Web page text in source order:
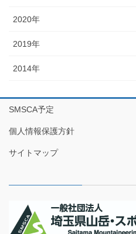
2020年
2019年
2014年
SMSCA予定
個人情報保護方針
サイトマップ